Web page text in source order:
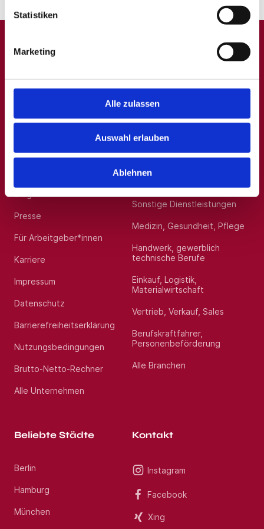
Statistiken
Marketing
Alle zulassen
Auswahl erlauben
Ablehnen
P Q
R S T U V W X Y Z 0-9
Presse
Für Arbeitgeber*innen
Karriere
Impressum
Datenschutz
Barrierefreiheitserklärung
Nutzungsbedingungen
Brutto-Netto-Rechner
Alle Unternehmen
Beliebte Kategorien
Hilfskräfte, Aushilfs- und
Sonstige Dienstleistungen
Medizin, Gesundheit, Pflege
Handwerk, gewerblich
technische Berufe
Einkauf, Logistik,
Materialwirtschaft
Vertrieb, Verkauf, Sales
Berufskraftfahrer,
Personenbeförderung
Alle Branchen
Beliebte Städte
Berlin
Hamburg
München
Kontakt
Instagram
Facebook
Xing